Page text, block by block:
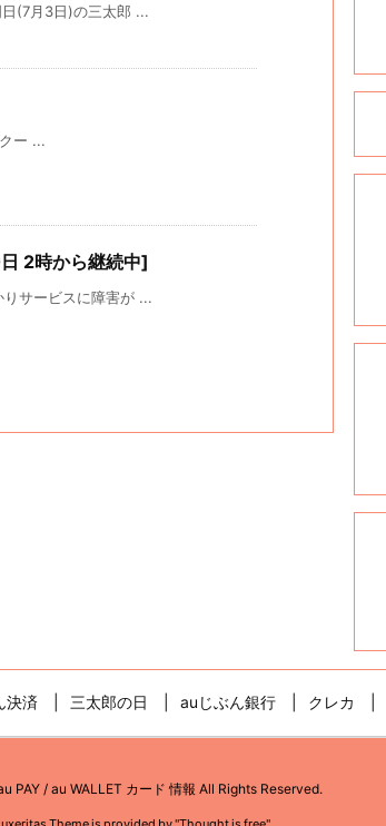
(7月3日)の三太郎 ...
ー ...
2時から継続中]
サービスに障害が ...
決済 三太郎の日 auじぶん銀行 クレカ
PAY / au WALLET カード 情報 All Rights Reserved.